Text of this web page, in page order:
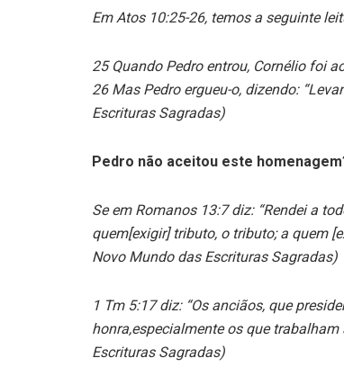
Em Atos 10:25-26, temos a seguinte
25 Quando Pedro entrou, Cornélio foi
26 Mas Pedro ergueu-o, dizendo:
Escrituras Sagradas)
Pedro não aceitou este
Se em Romanos 13:7 diz: “Rendei a
quem[exigir] tributo, o tributo; a quem
Novo Mundo das Escrituras Sagradas)
1 Tm 5:17 diz:“Os anciãos, que
honra,especialmente os que
Escrituras Sagradas)